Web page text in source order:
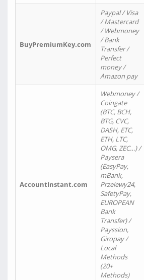
BuyPremiumKey.com
Paypal / Visa
/ Mastercard
/ Webmoney
/ Bank
Transfer /
Perfect
money /
Amazon pay
AccountInstant.com
Webmoney /
Coingate
(BTC, BCH,
BTG, CVC,
DASH, ETC,
ETH, LTC,
OMG, ZEC…) /
Paysera
(EasyPay,
mBank,
Przelewy24,
SafetyPay,
EUROPEAN
Bank
Transfer) /
Payssion,
Giropay /
Local
Methods
(20+
Methods)